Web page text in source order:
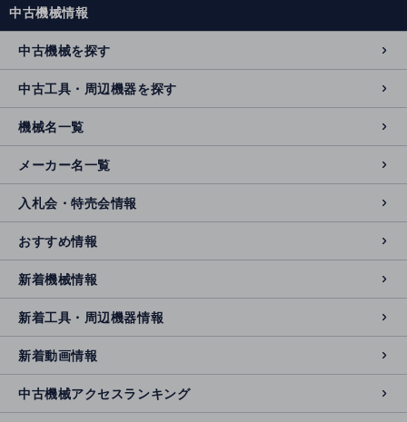
中古機械情報
中古機械を探す
中古工具・周辺機器を探す
機械名一覧
メーカー名一覧
入札会・特売会情報
おすすめ情報
新着機械情報
新着工具・周辺機器情報
新着動画情報
中古機械アクセスランキング